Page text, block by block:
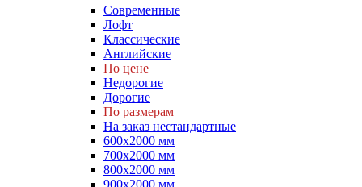
Современные
Лофт
Классические
Английские
По цене
Недорогие
Дорогие
По размерам
На заказ нестандартные
600х2000 мм
700х2000 мм
800х2000 мм
900х2000 мм